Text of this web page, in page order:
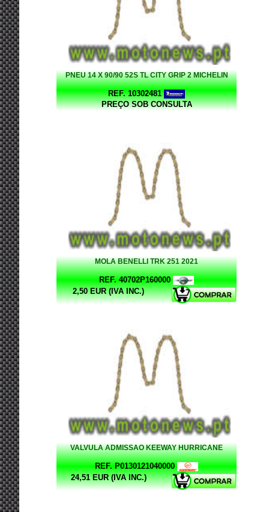
PNEU 14 X 90/90 52S TL CITY GRIP 2 MICHELIN
REF. 10302481
PREÇO SOB CONSULTA
MOLA BENELLI TRK 251 2021
REF. 40702P160000
2,50 EUR (IVA INC.)
VALVULA ADMISSAO KEEWAY HURRICANE
REF. P0130121040000
24,51 EUR (IVA INC.)